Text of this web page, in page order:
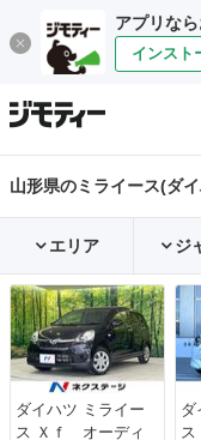
アプリな
インスト
山形県のミライース(ダ
エリア ジ
ダイハツ ミライー
ス Ｘｆ オーディ
ダ
ス